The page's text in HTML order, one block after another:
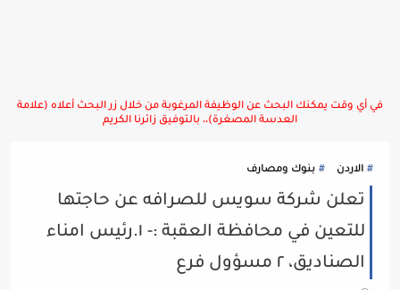
في أي وقت يمكنك البحث عن الوظيفة المرغوبة من خلال زر البحث أعلاه (علامة
العدسة المصغرة)،، بالتوفيق زائرنا الكريم
الاردن بنوك ومصارف
تعلن شركة سويس للصرافه عن حاجتها
للتعين في محافظة العقبة :- ١.رئيس امناء
الصناديق، ٢ مسؤول فرع